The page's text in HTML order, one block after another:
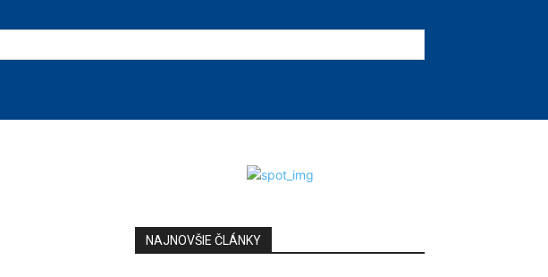
NAJNOVŠIE ČLÁNKY